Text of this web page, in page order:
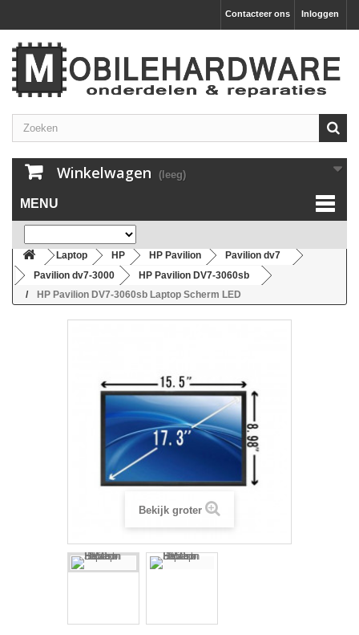
Inloggen
Contacteer ons
Winkelwagen (leeg)
MENU
Laptop HP HP Pavilion
Pavilion dv7
Pavilion dv7-3000
HP Pavilion DV7-3060sb
HP Pavilion DV7-3060sb Laptop Scherm LED
Bekijk groter